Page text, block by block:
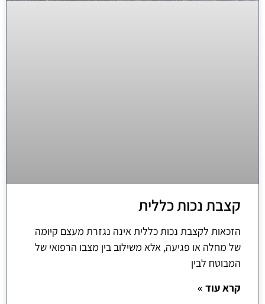
קצבת נכות כללית
הזכאות לקצבת נכות כללית אינה נגזרת מעצם קיומה
של מחלה או פגיעה, אלא משילוב בין מצבו הרפואי של
המבוטח לבין
קרא עוד »